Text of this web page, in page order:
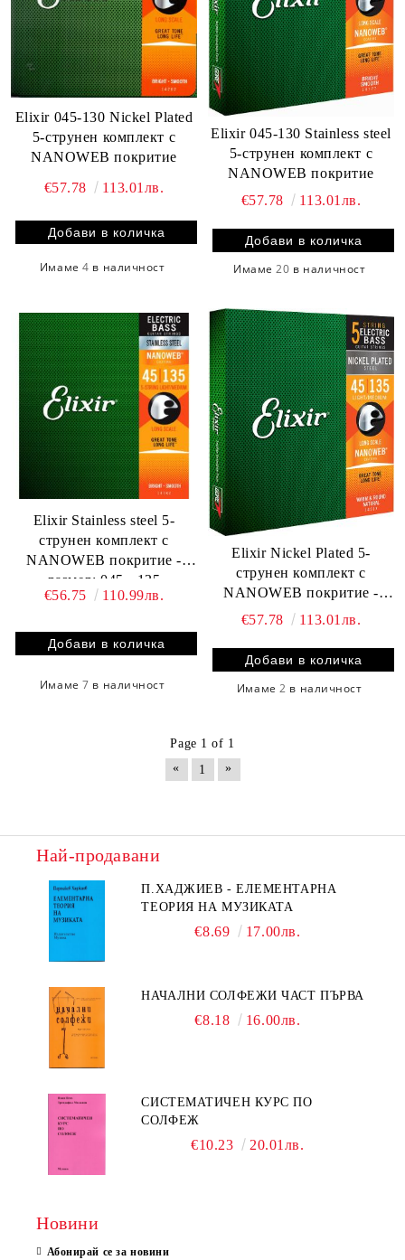
Elixir 045-130 Nickel Plated
5-струнен комплект с
NANOWEB покритие
€57.78 113.01лв.
Имаме4 в наличност
Elixir 045-130 Stainless steel
5-струнен комплект с
NANOWEB покритие
€57.78
113.01лв.
Имаме20 в наличност
Elixir Stainless steel 5-
струнен комплект с
NANOWEB покритие -
размер: 045 - 135
€56.75
110.99лв.
Имаме7 в наличност
Elixir Nickel Plated 5-
струнен комплект с
NANOWEB покритие -
размер: 045 - 135
€57.78 113.01лв.
Имаме2 в наличност
Page 1 of 1
«
1 »
Най-продавани
П.ХАДЖИЕВ - ЕЛЕМЕНТАРНА
ТЕОРИЯ НА МУЗИКАТА
€8.69 17.00лв.
НАЧАЛНИ СОЛФЕЖИ ЧАСТ ПЪРВА
€8.18 16.00лв.
СИСТЕМАТИЧЕН КУРС ПО
СОЛФЕЖ
€10.23 20.01лв.
Новини
Абонирай се за новини